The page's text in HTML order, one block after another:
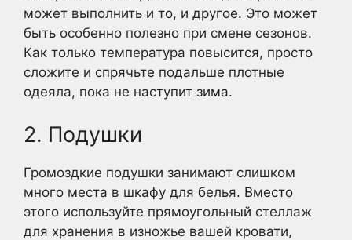
может выполнить и то, и другое. Это может
быть особенно полезно при смене сезонов.
Как только температура повысится, просто
сложите и спрячьте подальше плотные
одеяла, пока не наступит зима.
2. Подушки
Громоздкие подушки занимают слишком
много места в шкафу для белья. Вместо
этого используйте прямоугольный стеллаж
для хранения в изножье вашей кровати,